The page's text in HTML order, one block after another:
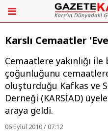
Karslı Cemaatler
Cemaatlere yakınlığı
çoğunluğunu
oluşturduğu Kafkas ve
Derneği (KARSİAD)
araya geldi.
06 Eylül 2010 / 07:12